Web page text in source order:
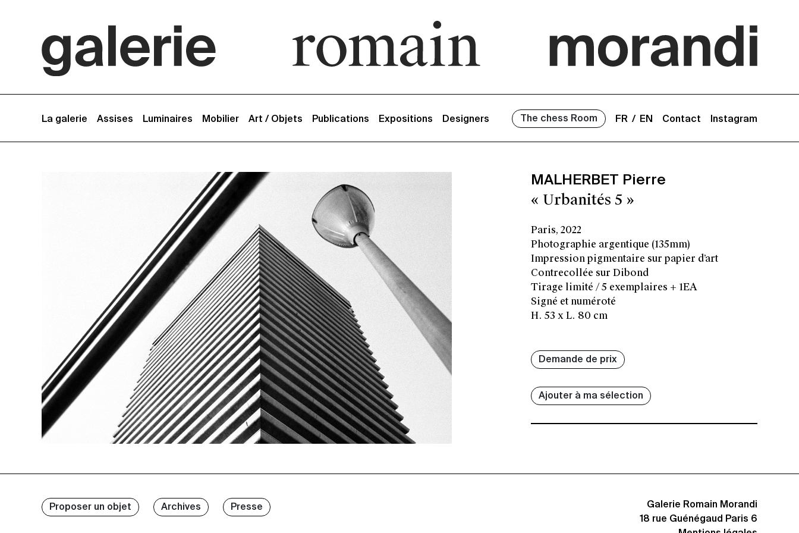
La galerie Assises Luminaires Mobilier Art / Objets Publications Expositions Designers The chess Room FR EN Contact Instagram
MALHERBET Pierre
« Urbanités 5 »
Paris, 2022
Photographie argentique (135mm)
Impression pigmentaire sur papier d’art
Contrecollée sur Dibond
Tirage limité / 5 exemplaires + 1EA
Signé et numéroté
H. 53 x L. 80 cm
Demande de prix
Ajouter à ma sélection
Proposer un objet Archives Presse
Galerie Romain Morandi
18 rue Guénégaud Paris 6